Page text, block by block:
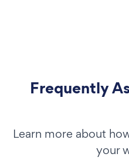
Frequently
Learn more about
your